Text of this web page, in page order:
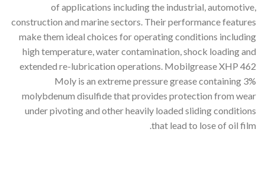
of applications including the industrial, automotive,
construction and marine sectors. Their performance features
make them ideal choices for operating conditions including
high temperature, water contamination, shock loading and
extended re-lubrication operations. Mobilgrease XHP 462
Moly is an extreme pressure grease containing 3%
molybdenum disulfide that provides protection from wear
under pivoting and other heavily loaded sliding conditions
that lead to lose of oil film.